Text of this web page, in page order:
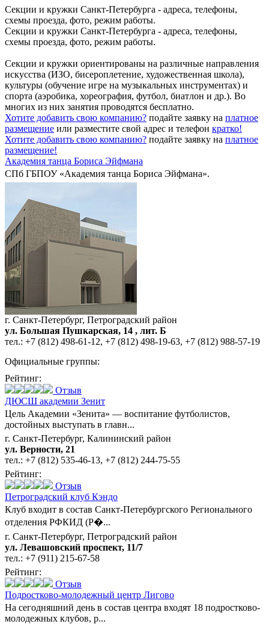
Секции и кружки Санкт-Петербурга - адреса, телефоны,
схемы проезда, фото, режим работы.
Секции и кружки Санкт-Петербурга - адреса, телефоны,
схемы проезда, фото, режим работы.
Секции и кружки ориентированы на различные направления
искусства (ИЗО, бисероплетение, художественная школа),
культуры (обучение игре на музыкальных инструментах) и
спорта (аэробика, хореография, футбол, биатлон и др.). Во
многих из них занятия проводятся бесплатно.
Хотите добавить свою компанию? подайте заявку на платное
размещение или разместите свой адрес и телефон кратко!
Хотите добавить свою компанию? подайте заявку на платное
размещение!
Академия танца Бориса Эйфмана
СПб ГБПОУ «Академия танца Бориса Эйфмана».
г. Санкт-Петербург, Петроградский район
ул. Большая Пушкарская, 14 , лит. Б
тел.: +7 (812) 498-61-12, +7 (812) 498-19-63, +7 (812) 988-57-19
Официальные группы:
Рейтинг:
Отзыв
ДЮСШ академии Зенит
Цель Академии «Зенита» — воспитание футболистов,
достойных выступать в главн...
г. Санкт-Петербург, Калининский район
ул. Верности, 21
тел.: +7 (812) 535-46-13, +7 (812) 244-75-55
Рейтинг:
Отзыв
Петроградский клуб Кэндо
Клуб входит в состав Санкт-Петербургского Регионального
отделения РФКИД (Р�...
г. Санкт-Петербург, Петроградский район
ул. Левашовский проспект, 11/7
тел.: +7 (911) 215-67-58
Рейтинг:
Отзыв
Подростково-молодежный центр Лигово
На сегодняшний день в состав центра входят 18 подростково-
молодежных клубов, р...